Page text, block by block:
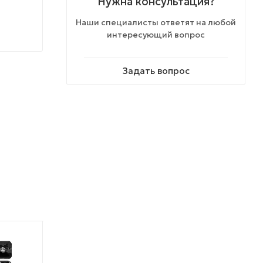
Наши специалисты ответят на любой
интересующий вопрос
Задать вопрос